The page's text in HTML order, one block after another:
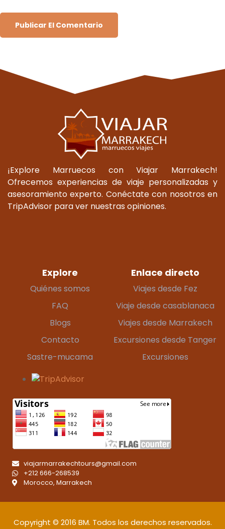
¡Explore Marruecos con Viajar Marrakech!
Ofrecemos experiencias de viaje personalizadas y
asesoramiento experto. Conéctate con nosotros en
TripAdvisor para ver nuestras opiniones.
Explore
Quiénes somos
FAQ
Blogs
Contacto
Sastre-mucama
Enlace directo
Viajes desde Fez
Viaje desde casablanaca
Viajes desde Marrakech
Excursiones desde Tanger
Excursiones
viajarmarrakechtours@gmail.com
+212 666-268539
Morocco, Marrakech
Copyright © 2016 BM. Todos los derechos reservados.